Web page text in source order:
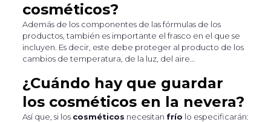
cosméticos?
Además de los componentes de las fórmulas de los
productos, también es importante el frasco en el que se
incluyen. Es decir, este debe proteger al producto de los
cambios de temperatura, de la luz, del aire…
¿Cuándo hay que guardar
los cosméticos en la nevera?
Así que, si los cosméticos necesitan frío lo especificarán: